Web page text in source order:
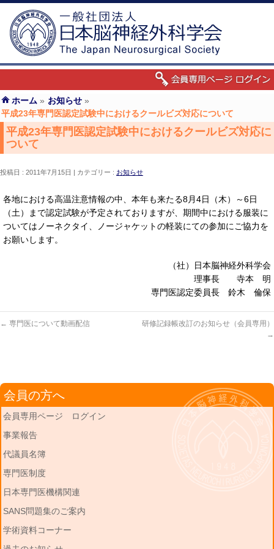
ホーム » お知らせ »
平成23年専門医認定試験中におけるクールビズ対応について
平成23年専門医認定試験中におけるクールビズ対応に
ついて
投稿日 : 2011年7月15日 カテゴリー : お知らせ
各地における高温注意情報の中、本年も来たる8月4日（木）～6日
（土）まで認定試験が予定されておりますが、期間中における服装に
ついてはノーネクタイ、ノージャケットの軽装にての参加にご協力を
お願いします。
（社）日本脳神経外科学会
理事長 寺本 明
専門医認定委員長 鈴木 倫保
← 専門医について動画配信
研修記録帳改訂のお知らせ（会員専用）
→
会員の方へ
会員専用ページ ログイン
事業報告
代議員名簿
専門医制度
日本専門医機構関連
SANS問題集のご案内
学術資料コーナー